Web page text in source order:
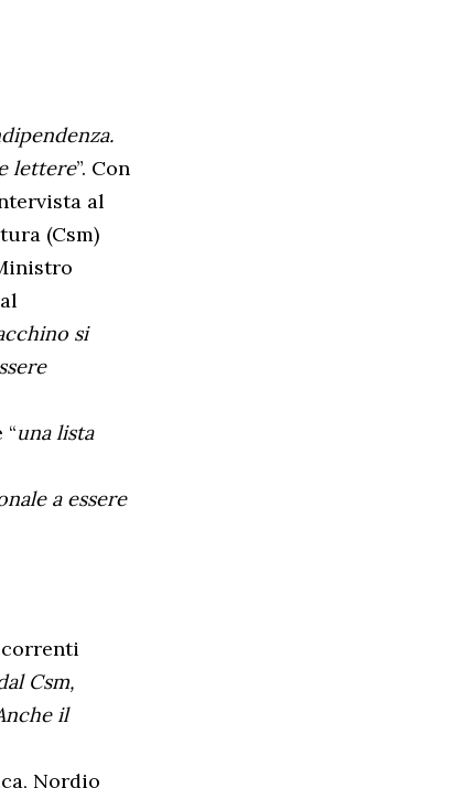
lettere”. Con
al
(Csm)
si
“una lista
a essere
Csm,
il
Nordio